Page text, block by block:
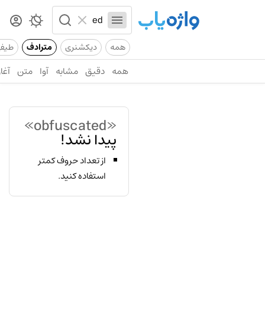
همه دیکشنری مترادف
همه دقیق مشابه آوا متن
«obfuscated»
پیدا نشد!
از تعداد حروف کمتر
استفاده کنید.